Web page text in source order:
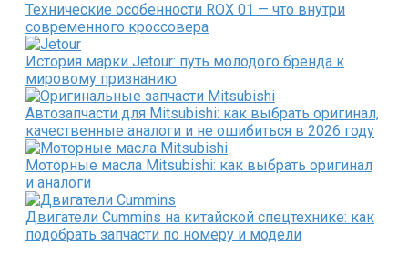
Технические особенности ROX 01 — что внутри
современного кроссовера
История марки Jetour: путь молодого бренда к
мировому признанию
Автозапчасти для Mitsubishi: как выбрать оригинал,
качественные аналоги и не ошибиться в 2026 году
Моторные масла Mitsubishi: как выбрать оригинал
и аналоги
Двигатели Cummins на китайской спецтехнике: как
подобрать запчасти по номеру и модели